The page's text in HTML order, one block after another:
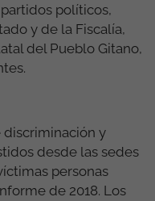
políticos,
y de la Fiscalía,
del Pueblo Gitano,
discriminación y
desde las sedes
personas
de 2018. Los